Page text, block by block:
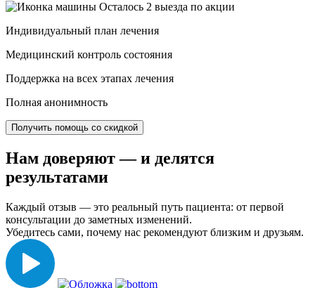
Осталось 2 выезда по акции
Индивидуальный план лечения
Медицинский контроль состояния
Поддержка на всех этапах лечения
Полная анонимность
Получить помощь со скидкой
Нам доверяют— и делятся
результатами
Каждый отзыв — это реальный путь пациента: от первой
консультации до заметных изменений.
Убедитесь сами, почему нас рекомендуют близким и друзьям.